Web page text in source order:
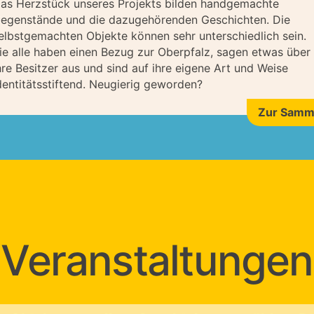
Herzstück unseres Projekts bilden handgemachte
und die dazugehörenden Geschichten. Die
Objekte können sehr unterschiedlich sein.
alle haben einen Bezug zur Oberpfalz, sagen etwas über
Besitzer aus und sind auf ihre eigene Art und Weise
Neugierig geworden?
Zur
Veranstaltungen